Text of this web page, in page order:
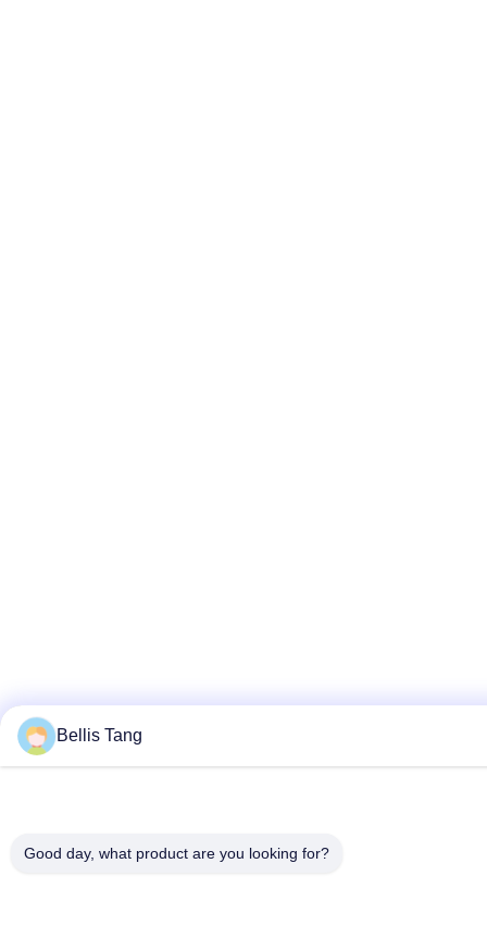
Bellis Tang
Good day, what product are you looking for?